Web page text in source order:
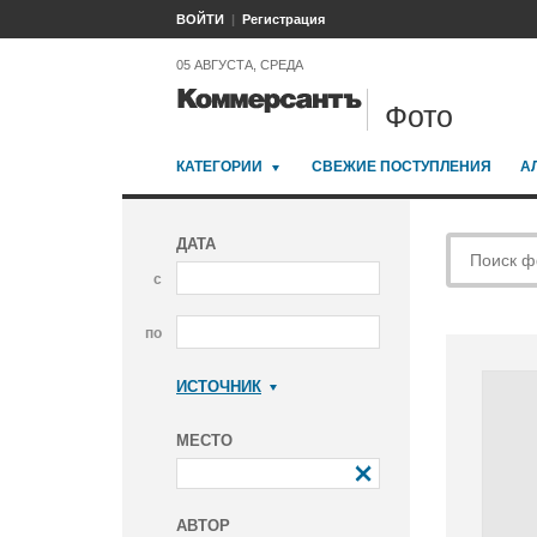
ВОЙТИ Регистрация
05 АВГУСТА, СРЕДА
Фото
КАТЕГОРИИ СВЕЖИЕ ПОСТУПЛЕНИЯ
ДАТА
с
по
ИСТОЧНИК
МЕСТО
АВТОР